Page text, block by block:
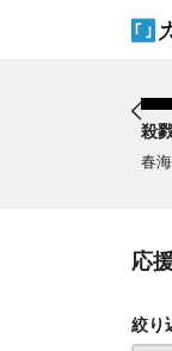
殺
春
応
絞り